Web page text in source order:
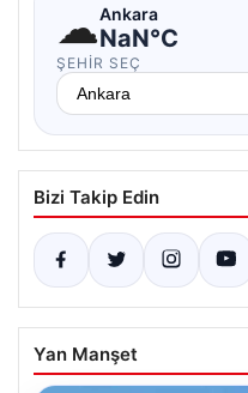
☁Ankara
NaN°C
ŞEHIR SEÇ
Bizi Takip Edin
Yan Manşet